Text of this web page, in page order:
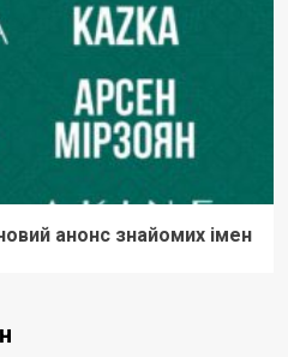
анонс знайомих імен